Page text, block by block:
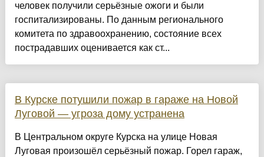
человек получили серьёзные ожоги и были
госпитализированы. По данным регионального
комитета по здравоохранению, состояние всех
пострадавших оценивается как ст...
В Курске потушили пожар в гараже на Новой
Луговой — угроза дому устранена
В Центральном округе Курска на улице Новая
Луговая произошёл серьёзный пожар. Горел гараж,